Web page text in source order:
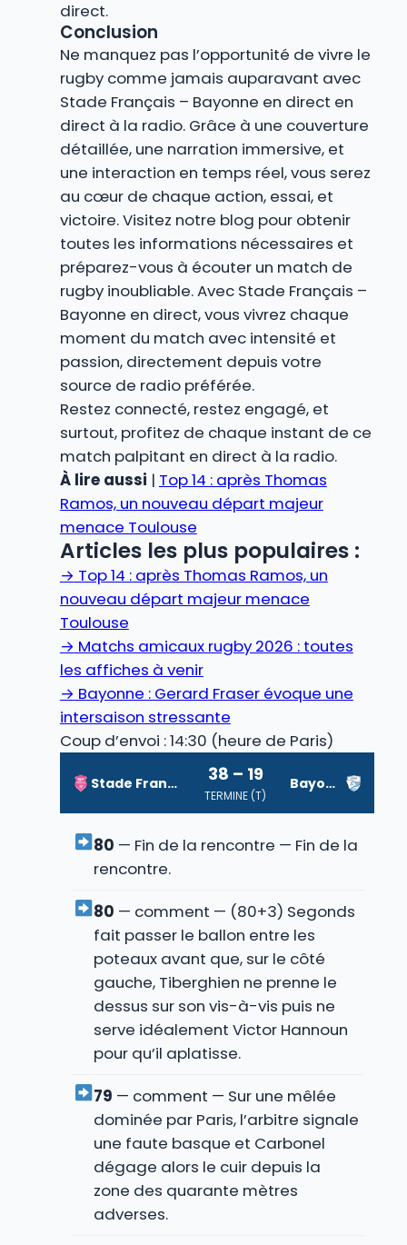
direct.
Conclusion
Ne manquez pas l’opportunité de vivre le
rugby comme jamais auparavant avec
Stade Français – Bayonne en direct en
direct à la radio. Grâce à une couverture
détaillée, une narration immersive, et
une interaction en temps réel, vous serez
au cœur de chaque action, essai, et
victoire. Visitez notre blog pour obtenir
toutes les informations nécessaires et
préparez-vous à écouter un match de
rugby inoubliable. Avec Stade Français –
Bayonne en direct, vous vivrez chaque
moment du match avec intensité et
passion, directement depuis votre
source de radio préférée.
Restez connecté, restez engagé, et
surtout, profitez de chaque instant de ce
match palpitant en direct à la radio.
À lire aussi | Top 14 : après Thomas
Ramos, un nouveau départ majeur
menace Toulouse
Articles les plus populaires :
→ Top 14 : après Thomas Ramos, un
nouveau départ majeur menace
Toulouse
→ Matchs amicaux rugby 2026 : toutes
les affiches à venir
→ Bayonne : Gerard Fraser évoque une
intersaison stressante
Coup d’envoi : 14:30 (heure de Paris)
Stade Français 38 – 19
TERMINE (T)
Bayonne
80 — Fin de la rencontre — Fin de la
rencontre.
80 — comment — (80+3) Segonds
fait passer le ballon entre les
poteaux avant que, sur le côté
gauche, Tiberghien ne prenne le
dessus sur son vis-à-vis puis ne
serve idéalement Victor Hannoun
pour qu’il aplatisse.
79 — comment — Sur une mêlée
dominée par Paris, l’arbitre signale
une faute basque et Carbonel
dégage alors le cuir depuis la
zone des quarante mètres
adverses.